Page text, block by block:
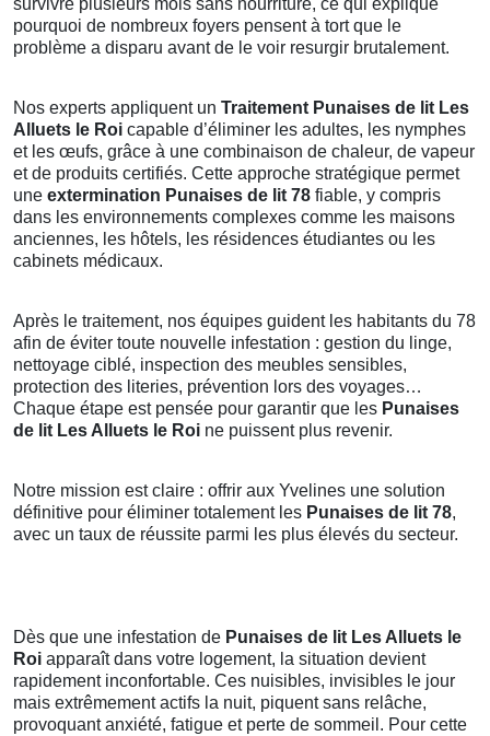
survivre plusieurs mois sans nourriture, ce qui explique
pourquoi de nombreux foyers pensent à tort que le
problème a disparu avant de le voir resurgir brutalement.
Nos experts appliquent un Traitement Punaises de lit Les
Alluets le Roi capable d’éliminer les adultes, les nymphes
et les œufs, grâce à une combinaison de chaleur, de vapeur
et de produits certifiés. Cette approche stratégique permet
une extermination Punaises de lit 78 fiable, y compris
dans les environnements complexes comme les maisons
anciennes, les hôtels, les résidences étudiantes ou les
cabinets médicaux.
Après le traitement, nos équipes guident les habitants du 78
afin de éviter toute nouvelle infestation : gestion du linge,
nettoyage ciblé, inspection des meubles sensibles,
protection des literies, prévention lors des voyages…
Chaque étape est pensée pour garantir que les Punaises
de lit Les Alluets le Roi ne puissent plus revenir.
Notre mission est claire : offrir aux Yvelines une solution
définitive pour éliminer totalement les Punaises de lit 78,
avec un taux de réussite parmi les plus élevés du secteur.
Dès que une infestation de Punaises de lit Les Alluets le
Roi apparaît dans votre logement, la situation devient
rapidement inconfortable. Ces nuisibles, invisibles le jour
mais extrêmement actifs la nuit, piquent sans relâche,
provoquant anxiété, fatigue et perte de sommeil. Pour cette